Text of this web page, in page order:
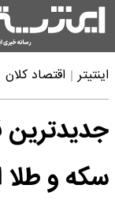
اینتیتر اقتصاد کلان
سکه و طلا امروز